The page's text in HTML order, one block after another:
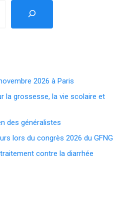
2026 à Paris
la grossesse, la vie scolaire et
des généralistes
lors du congrès 2026 du GFNG
contre la diarrhée